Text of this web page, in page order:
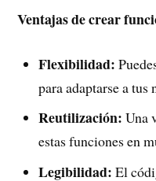
Ventajas de crear
Flexibilidad:
para adaptarse a tus
Reutilización: Una
estas funciones en
Legibilidad: El